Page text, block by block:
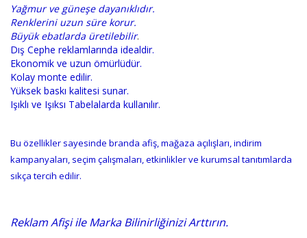
Yağmur ve güneşe dayanıklıdır.
Renklerini uzun süre korur.
Büyük ebatlarda üretilebilir.
Dış Cephe reklamlarında idealdir.
Ekonomik ve uzun ömürlüdür.
Kolay monte edilir.
Yüksek baskı kalitesi sunar.
Işıklı ve Işıksı Tabelalarda kullanılır.
Bu özellikler sayesinde branda afiş, mağaza açılışları, indirim
kampanyaları, seçim çalışmaları, etkinlikler ve kurumsal tanıtımlarda
sıkça tercih edilir.
Reklam Afişi ile Marka Bilinirliğinizi Arttırın.